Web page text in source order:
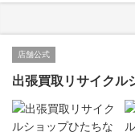
店舗公式
出張買取リサイクル